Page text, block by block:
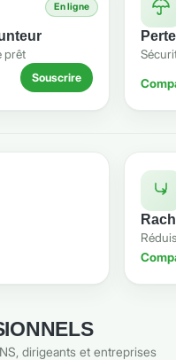
En ligne
prêt
Souscrire
dirigeants et entreprises